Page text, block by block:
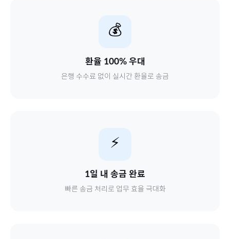
💰
환율 100% 우대
은행 수수료 없이 실시간 환율로 송금
⚡
1일 내 송금 완료
빠른 송금 처리로 업무 효율 극대화